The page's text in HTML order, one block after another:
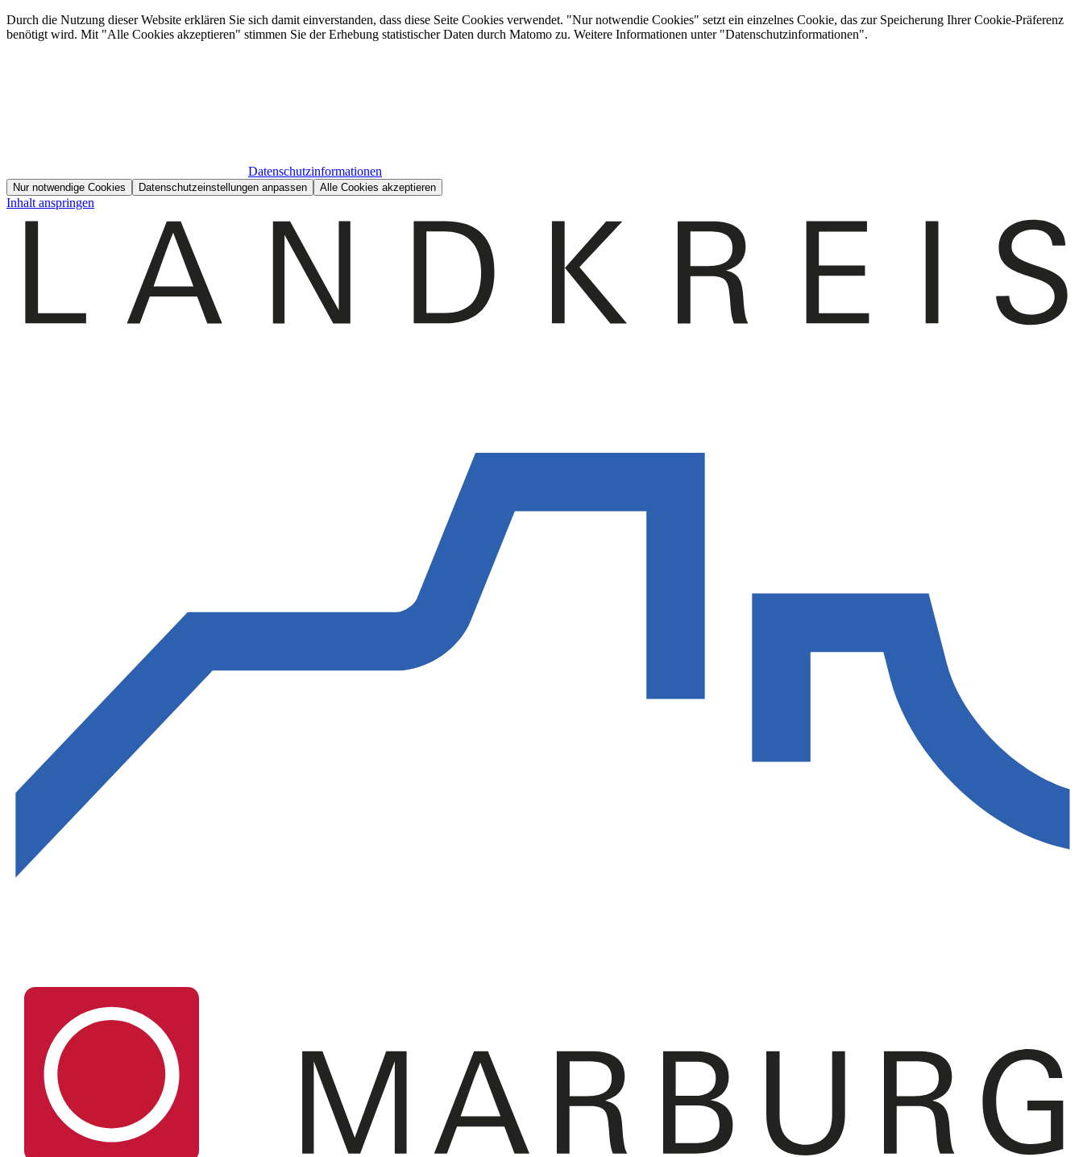
Durch die Nutzung dieser Website erklären Sie sich damit einverstanden, dass diese Seite Cookies verwendet. "Nur notwendie Cookies" setzt ein einzelnes Cookie, das zur Speicherung Ihrer Cookie-Präferenz
benötigt wird. Mit "Alle Cookies akzeptieren" stimmen Sie der Erhebung statistischer Daten durch Matomo zu. Weitere Informationen unter "Datenschutzinformationen".
Datenschutzinformationen
Nur notwendige Cookies Datenschutzeinstellungen anpassen Alle Cookies akzeptieren
Inhalt anspringen